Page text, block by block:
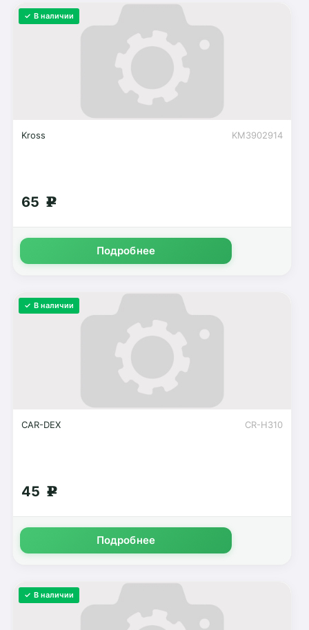
✓ В наличии
KM3902914
Kross
65 g
Подробнее
✓ В наличии
CR-H310
CAR-DEX
45 g
Подробнее
✓ В наличии